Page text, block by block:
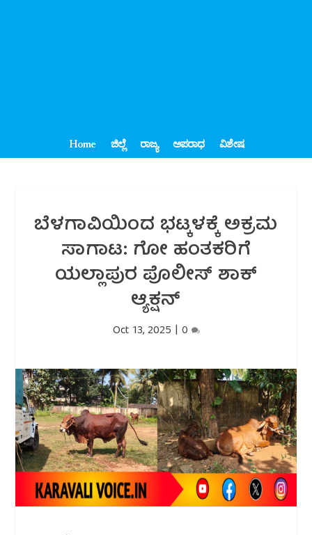
Home ಜಿಲ್ಲೆ ರಾಜ್ಯ ಅಪರಾಧ ವಿಶೇಷ
ಬೆಳಗಾವಿಯಿಂದ ಭಟ್ಕಳಕ್ಕೆ ಅಕ್ರಮ
ಸಾಗಾಟ: ಗೋ ಹಂತಕರಿಗೆ
ಯಲ್ಲಾಪುರ ಪೊಲೀಸ್ ಶಾಕ್
ಆ್ಯಕ್ಷನ್
Oct 13, 2025 | 0